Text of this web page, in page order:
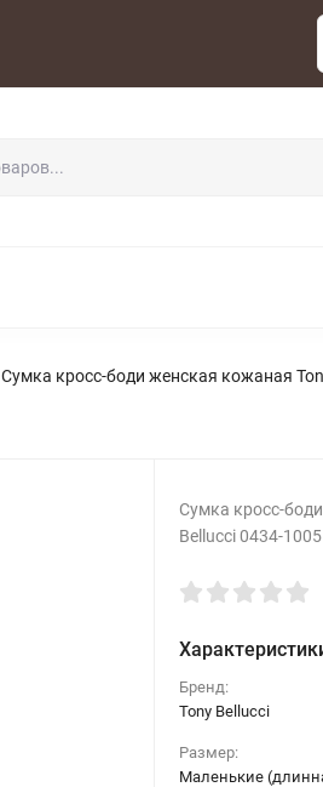
Сумка кросс-боди женская кожаная
Сумка кросс-
Bellucci 0434-
Бренд:
Tony Bellucci
Размер:
Маленькие